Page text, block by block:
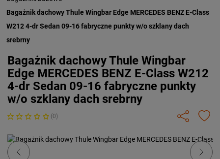
Bagażnik dachowy Thule Wingbar Edge MERCEDES BENZ E-Class
W212 4-dr Sedan 09-16 fabryczne punkty w/o szklany dach
srebrny
Bagażnik dachowy Thule Wingbar
Edge MERCEDES BENZ E-Class W212
4-dr Sedan 09-16 fabryczne punkty
w/o szklany dach srebrny
(0)
Previous Next